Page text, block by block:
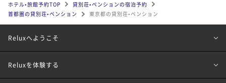
新大久保駅 新宿駅 西新宿駅 代々木駅
千駄ヶ谷駅
池尻大橋駅
ホテル•旅館予約TOP
貸別荘•ペンションの宿泊予約
首都圏の貸別荘•ペンション
東京都の貸別荘•ペンション
Reluxへようこそ
Reluxを体験する